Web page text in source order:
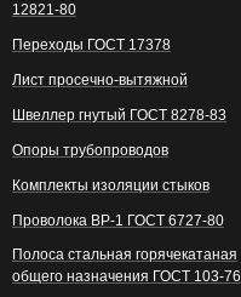
12821-80
Переходы ГОСТ 17378
Лист просечно-вытяжной
Швеллер гнутый ГОСТ 8278-83
Опоры трубопроводов
Комплекты изоляции стыков
Проволока ВР-1 ГОСТ 6727-80
Полоса стальная горячекатаная
общего назначения ГОСТ 103-76